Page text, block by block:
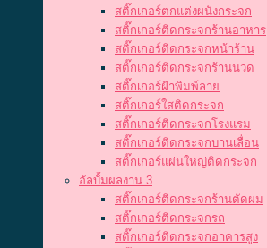
สติ๊กเกอร์ตกแต่งผนังกระจก
สติ๊กเกอร์ติดกระจกร้านอาหาร
สติ๊กเกอร์ติดกระจกหน้าร้าน
สติ๊กเกอร์ติดกระจกร้านนวด
สติ๊กเกอร์ฝ้าพิมพ์ลาย
สติ๊กเกอร์ใสติดกระจก
สติ๊กเกอร์ติดกระจกโรงแรม
สติ๊กเกอร์ติดกระจกบานเลื่อน
สติ๊กเกอร์แผ่นใหญ่ติดกระจก
อัลบั้มผลงาน 3
สติ๊กเกอร์ติดกระจกร้านตัดผม
สติ๊กเกอร์ติดกระจกรถ
สติ๊กเกอร์ติดกระจกอาคารสูง